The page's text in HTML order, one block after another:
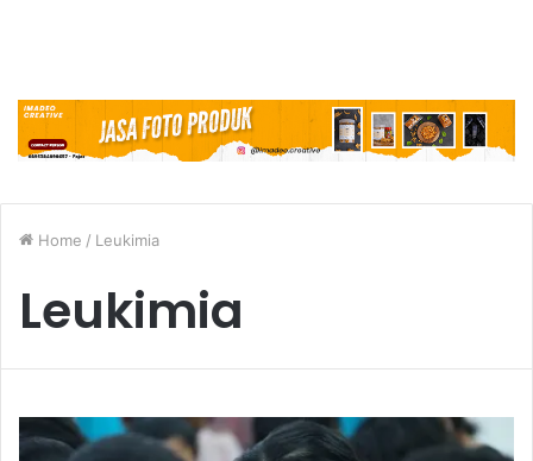
Home / Leukimia
Leukimia